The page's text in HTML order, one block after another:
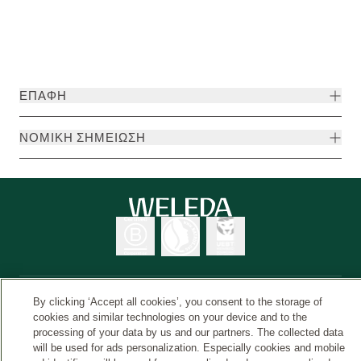
ΕΠΑΦΉ
ΝΟΜΙΚΉ ΣΗΜΕΊΩΣΗ
© Weleda 2026
By clicking ‘Accept all cookies’, you consent to the storage of
cookies and similar technologies on your device and to the
processing of your data by us and our partners. The collected data
will be used for ads personalization. Especially cookies and mobile